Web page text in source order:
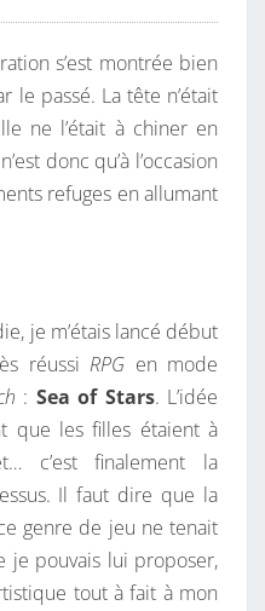
s’est montrée bien
le passé. La tête n’était
ne l’était à chiner en
donc qu’à l’occasion
refuges en allumant
je m’étais lancé début
réussi RPG en mode
: Sea of Stars. L’idée
que les filles étaient à
c’est finalement la
Il faut dire que la
genre de jeu ne tenait
je pouvais lui proposer,
tout à fait à mon